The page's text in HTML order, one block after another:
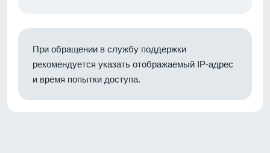
При обращении в службу поддержки
рекомендуется указать отображаемый IP-адрес
и время попытки доступа.